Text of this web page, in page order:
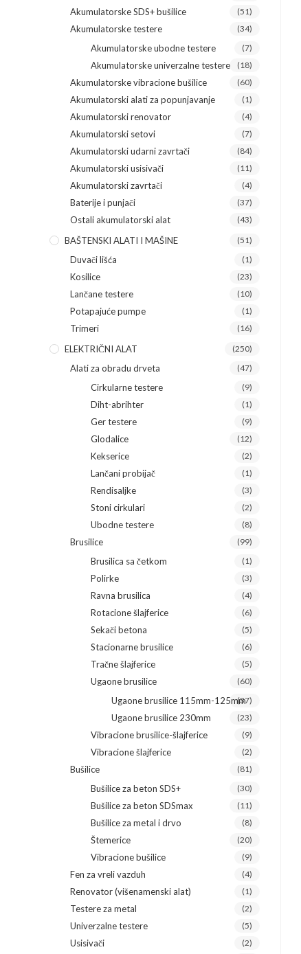
Akumulatorske SDS+ bušilice (51)
Akumulatorske testere (34)
Akumulatorske ubodne testere (7)
Akumulatorske univerzalne testere (18)
Akumulatorske vibracione bušilice (60)
Akumulatorski alati za popunjavanje (1)
Akumulatorski renovator (4)
Akumulatorski setovi (7)
Akumulatorski udarni zavrtači (84)
Akumulatorski usisivači (11)
Akumulatorski zavrtači (4)
Baterije i punjači (37)
Ostali akumulatorski alat (43)
BAŠTENSKI ALATI I MAŠINE (51)
Duvači lišća (1)
Kosilice (23)
Lančane testere (10)
Potapajuće pumpe (1)
Trimeri (16)
ELEKTRIČNI ALAT (250)
Alati za obradu drveta (47)
Cirkularne testere (9)
Diht-abrihter (1)
Ger testere (9)
Glodalice (12)
Kekserice (2)
Lančani probijač (1)
Rendisaljke (3)
Stoni cirkulari (2)
Ubodne testere (8)
Brusilice (99)
Brusilica sa četkom (1)
Polirke (3)
Ravna brusilica (4)
Rotacione šlajferice (6)
Sekači betona (5)
Stacionarne brusilice (6)
Tračne šlajferice (5)
Ugaone brusilice (60)
Ugaone brusilice 115mm-125mm
(37)
Ugaone brusilice 230mm (23)
Vibracione brusilice-šlajferice (9)
Vibracione šlajferice (2)
Bušilice (81)
Bušilice za beton SDS+ (30)
Bušilice za beton SDSmax (11)
Bušilice za metal i drvo (8)
Štemerice (20)
Vibracione bušilice (9)
Fen za vreli vazduh (4)
Renovator (višenamenski alat) (1)
Testere za metal (2)
Univerzalne testere (5)
Usisivači (2)